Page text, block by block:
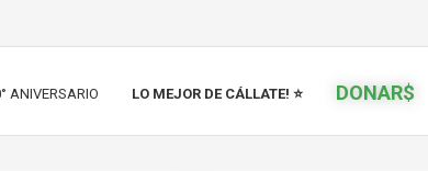
ANIVERSARIO LO MEJOR DE CÁLLATE! ⭐ DONAR$